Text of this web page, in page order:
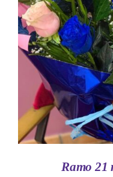
DETALLES
Ramo 21